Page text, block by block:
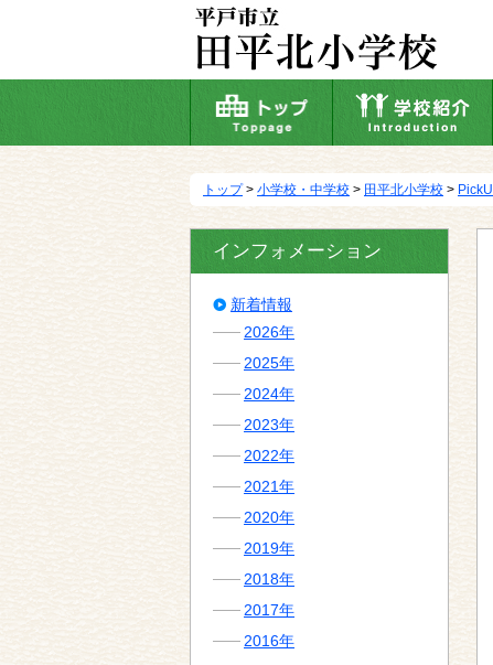
動
トップ> 小学校・中学校 > 田平北小学校 >
インフォメーション
新着情報
2026年
2025年
2024年
2023年
2022年
2021年
2020年
2019年
2018年
2017年
2016年